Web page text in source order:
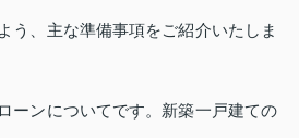
う、主な準備事項をご紹介いたしま
ーンについてです。新築一戸建ての